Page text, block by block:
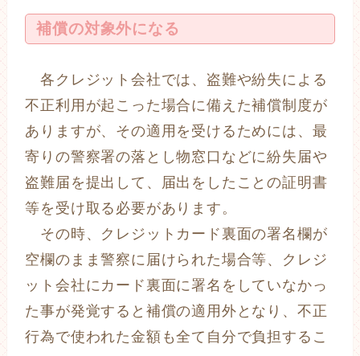
補償の対象外になる
各クレジット会社では、盗難や紛失による
不正利用が起こった場合に備えた補償制度が
ありますが、その適用を受けるためには、最
寄りの警察署の落とし物窓口などに紛失届や
盗難届を提出して、届出をしたことの証明書
等を受け取る必要があります。
その時、クレジットカード裏面の署名欄が
空欄のまま警察に届けられた場合等、クレジ
ット会社にカード裏面に署名をしていなかっ
た事が発覚すると補償の適用外となり、不正
行為で使われた金額も全て自分で負担するこ